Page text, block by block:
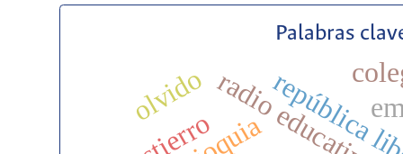
Palabras
radio educativa
república
olvido